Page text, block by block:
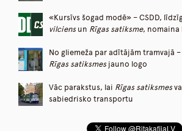
«Kursīvs šogad modē» – CSDD,
vilciensun Rīgas satiksme, nomaina
No gliemeža par adītājām tramvajā
Rīgas satiksmesjauno logo
Vāc parakstus, lai Rīgas satiksmes
sabiedrisko transportu